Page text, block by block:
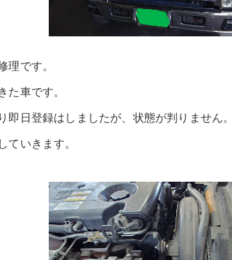
です。
た車です。
即日登録はしましたが、状態が判りません。
ていきます。